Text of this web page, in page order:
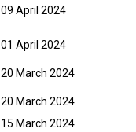
09 April 2024
01 April 2024
20 March 2024
20 March 2024
15 March 2024